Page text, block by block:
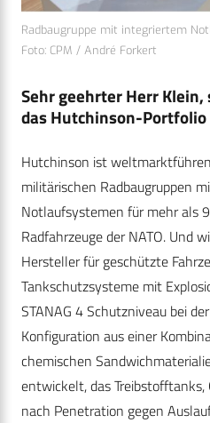
Radbaugruppe mit integriertem
Foto: CPM / André Forkert
Sehr geehrter Herr
das Hutchinson-Portfolio
Hutchinson ist
militärischen Radbaugruppen
Notlaufsystemen für mehr als
Radfahrzeuge der NATO. Und
Hersteller für geschützte
Tankschutzsysteme mit
STANAG 4 Schutzniveau bei
Konfiguration aus einer
chemischen
entwickelt, das
nach Penetration gegen